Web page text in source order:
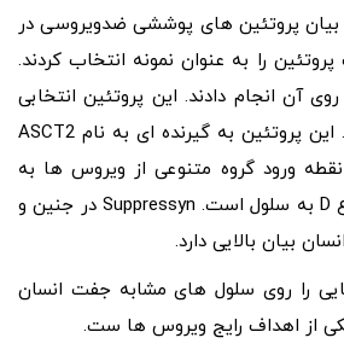
پروتئین های پوششی ضدویروسی در
را به عنوان نمونه انتخاب کردند.
آن انجام دادند. این پروتئین انتخابی
Suppressyn نام داشت. این پروتئین به گیرنده ای به نام ASCT2
متصل میشود. ASCT2 نقطه ورود گروه متنوعی از ویروس ها به
نام رتروویروس های نوع D به سلول است. Suppressyn در جنین و
بیان بالایی دارد.
را روی سلول های مشابه جفت انسان
از اهداف رایج ویروس ها ست.